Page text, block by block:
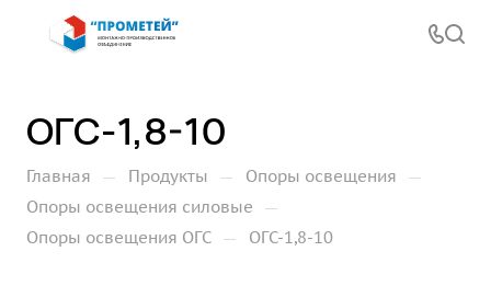
ОГС-1,8-10
Главная — Продукты — Опоры освещения —
Опоры освещения силовые —
Опоры освещения ОГС — ОГС-1,8-10